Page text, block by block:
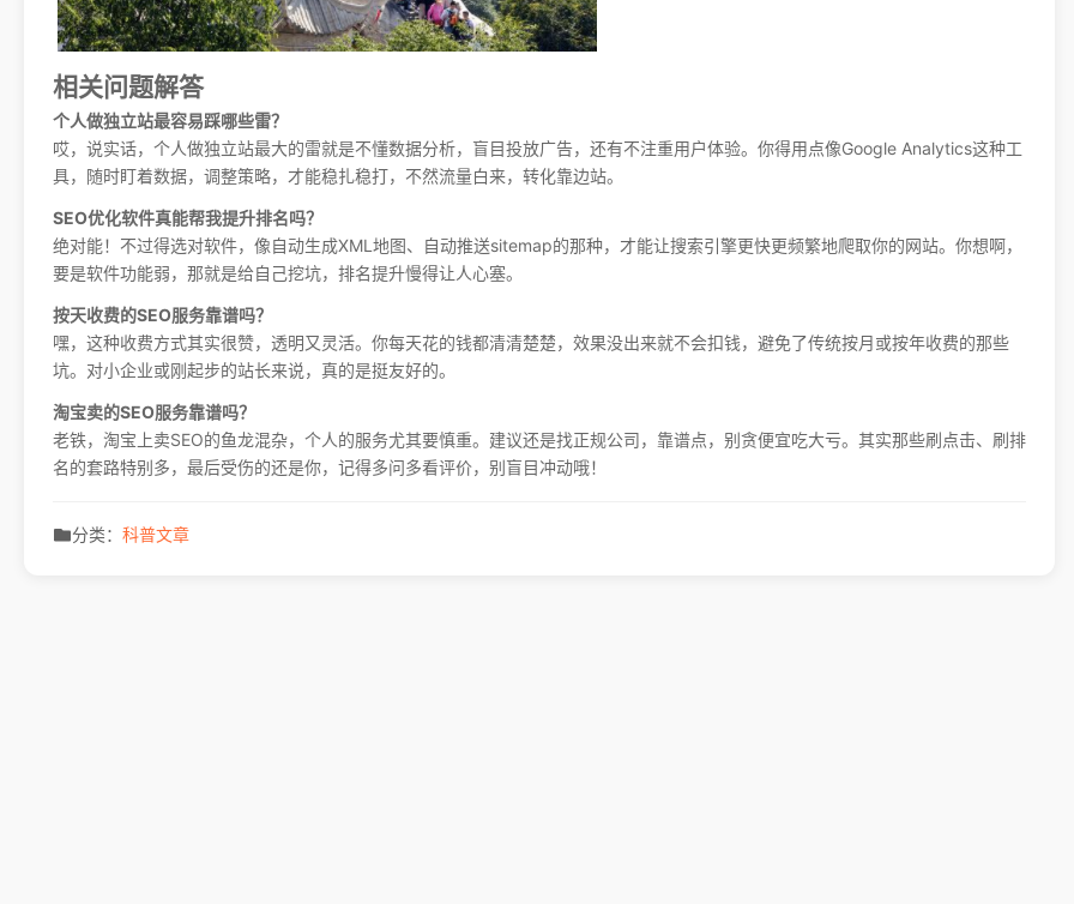
相关问题解答
个人做独立站最容易踩哪些雷？
哎，说实话，个人做独立站最大的雷就是不懂数据分析，盲目投放广告，还有不注重用户体验。你得用点像Google Analytics这种工
具，随时盯着数据，调整策略，才能稳扎稳打，不然流量白来，转化靠边站。
SEO优化软件真能帮我提升排名吗？
绝对能！不过得选对软件，像自动生成XML地图、自动推送sitemap的那种，才能让搜索引擎更快更频繁地爬取你的网站。你想啊，
要是软件功能弱，那就是给自己挖坑，排名提升慢得让人心塞。
按天收费的SEO服务靠谱吗？
嘿，这种收费方式其实很赞，透明又灵活。你每天花的钱都清清楚楚，效果没出来就不会扣钱，避免了传统按月或按年收费的那些
坑。对小企业或刚起步的站长来说，真的是挺友好的。
淘宝卖的SEO服务靠谱吗？
老铁，淘宝上卖SEO的鱼龙混杂，个人的服务尤其要慎重。建议还是找正规公司，靠谱点，别贪便宜吃大亏。其实那些刷点击、刷排
名的套路特别多，最后受伤的还是你，记得多问多看评价，别盲目冲动哦！
分类： 科普文章